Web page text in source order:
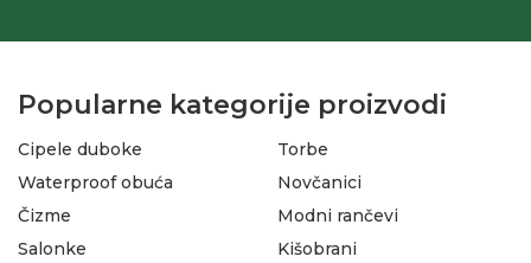
Popularne kategorije proizvodi
Cipele duboke
Waterproof obuća
Čizme
Salonke
Torbe
Novčanici
Modni rančevi
Kišobrani